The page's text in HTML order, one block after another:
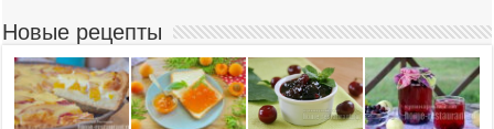
Новые рецепты